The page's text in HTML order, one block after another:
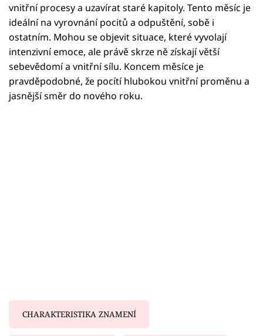
Sledujte prima+
Filmový festival Karlovy Vary
Pořady
Mámy sobě
vnitřní procesy a uzavírat staré kapitoly. Tento měsíc je
ideální na vyrovnání pocitů a odpuštění, sobě i
ostatním. Mohou se objevit situace, které vyvolají
intenzivní emoce, ale právě skrze ně získají větší
sebevědomí a vnitřní sílu. Koncem měsíce je
pravděpodobné, že pocítí hlubokou vnitřní proměnu a
jasnější směr do nového roku.
CHARAKTERISTIKA ZNAMENÍ